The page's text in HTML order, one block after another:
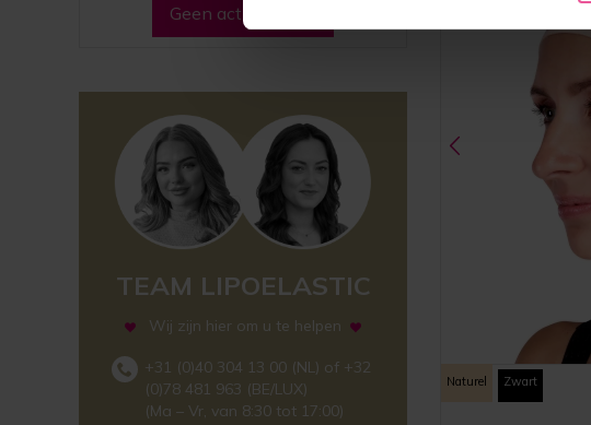
Geen actieve filters
TEAM LIPOELASTIC
Wij zijn hier om u te helpen
+31 (0)40 304 13 00 (NL) of +32
(0)78 481 963 (BE/LUX)
(Ma – Vr, van 8:30 tot 17:00)
Naturel Zwart